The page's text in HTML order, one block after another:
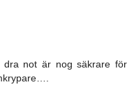
dra not är nog säkrare för